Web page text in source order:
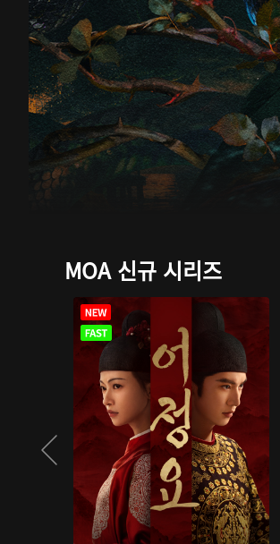
MOA 신규 시리즈